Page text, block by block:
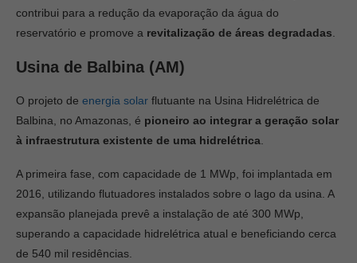
contribui para a redução da evaporação da água do
reservatório e promove a revitalização de áreas degradadas
Usina de Balbina (AM)
O projeto de energia solar flutuante na Usina Hidrelétrica de
Balbina, no Amazonas, é pioneiro ao integrar a geração solar
à infraestrutura existente de uma hidrelétrica
A primeira fase, com capacidade de 1 MWp, foi implantada em
2016, utilizando flutuadores instalados sobre o lago da usina. A
expansão planejada prevê a instalação de até 300 MWp,
superando a capacidade hidrelétrica atual e beneficiando cerca
de 540 mil residências.